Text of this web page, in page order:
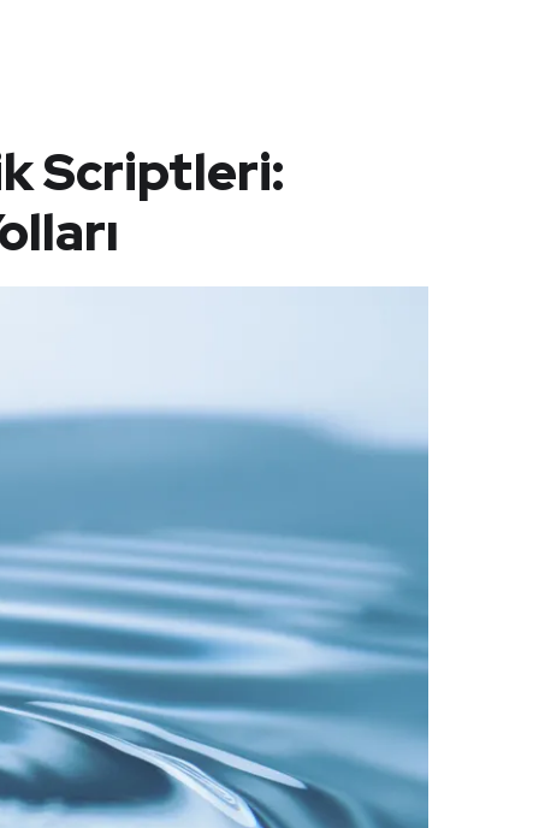
Scriptleri: